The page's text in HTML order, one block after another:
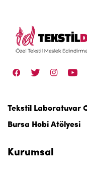
Tekstil Laboratuvar
Bursa Hobi Atölyesi
Kurumsal